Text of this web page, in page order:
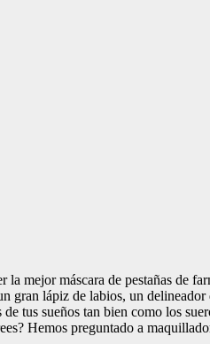
mejor máscara de pestañas de
lápiz de labios, un
tus sueños tan bien como los
Hemos preguntado a